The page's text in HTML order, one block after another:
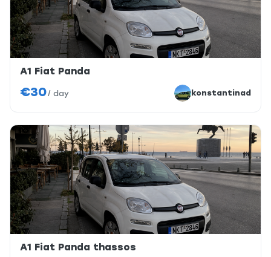
A1 Fiat Panda
€30/ day konstantinad
A1 Fiat Panda thassos